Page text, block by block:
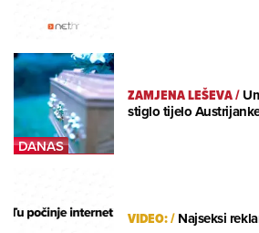
ZAMJENA LEŠEVA/
stiglo tijelo
VIDEO:/Najseksi